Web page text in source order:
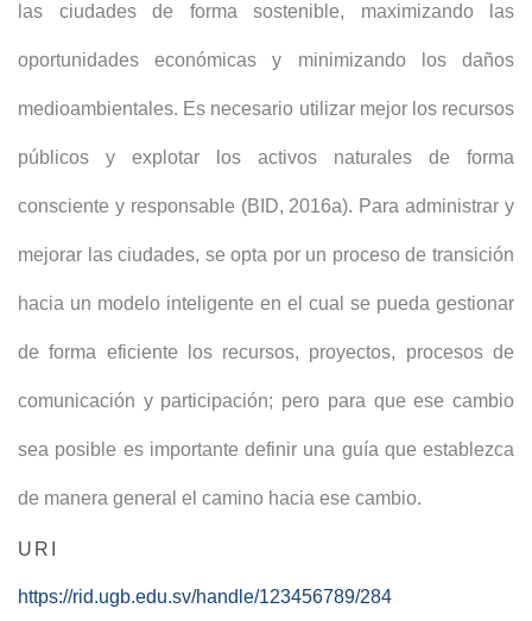
las ciudades de forma sostenible, maximizando las
oportunidades económicas y minimizando los daños
medioambientales. Es necesario utilizar mejor los recursos
públicos y explotar los activos naturales de forma
consciente y responsable (BID, 2016a). Para administrar y
mejorar las ciudades, se opta por un proceso de transición
hacia un modelo inteligente en el cual se pueda gestionar
de forma eficiente los recursos, proyectos, procesos de
comunicación y participación; pero para que ese cambio
sea posible es importante definir una guía que establezca
de manera general el camino hacia ese cambio.
URI
https://rid.ugb.edu.sv/handle/123456789/284